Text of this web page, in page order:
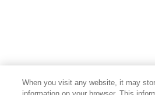
When you visit any website, it may